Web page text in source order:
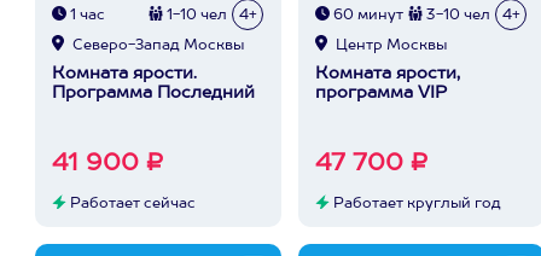
1 час 1-10 чел 4+
Северо-Запад Москвы
Комната ярости.
Программа Последний
41 900 ₽
Работает сейчас
60 минут 3-10 чел 4+
Центр Москвы
Комната ярости,
программа VIP
47 700 ₽
Работает круглый год